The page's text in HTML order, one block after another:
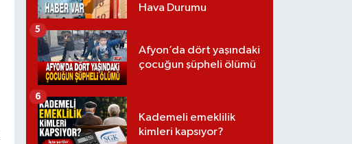
Hava Durumu
Afyon’da dört yaşındaki
çocuğun şüpheli ölümü
5
Kademeli emeklilik
kimleri kapsıyor?
6